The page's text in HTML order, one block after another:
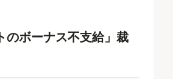
のボーナス不支給」裁